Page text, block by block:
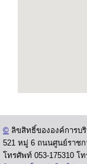
© ลิขสิทธิ์ขององค์การบ
521 หมู่ 6 ถนนศูนย์ราชก
โทรศัพท์ 053-175310 โท